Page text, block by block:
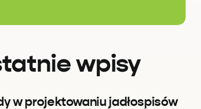
wpisy
w projektowaniu jadłospisów